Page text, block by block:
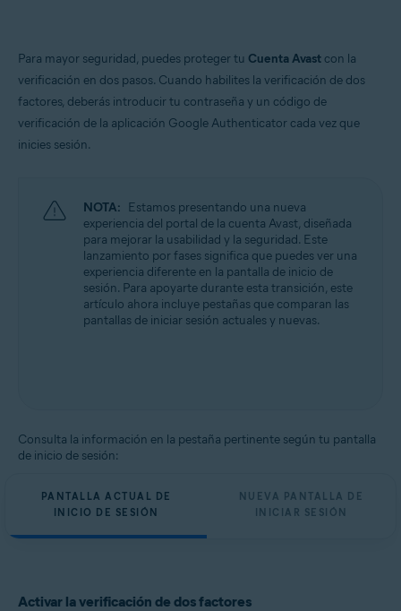
Todos los productos Avast para consumidores
Todos los sistemas operativos compatibles
Para mayor seguridad, puedes proteger tu Cuenta Avast con la
verificación en dos pasos. Cuando habilites la verificación de dos
factores, deberás introducir tu contraseña y un código de
verificación de la aplicación Google Authenticator cada vez que
inicies sesión.
NOTA: Estamos presentando una nueva
experiencia del portal de la cuenta Avast, diseñada
para mejorar la usabilidad y la seguridad. Este
lanzamiento por fases significa que puedes ver una
experiencia diferente en la pantalla de inicio de
sesión. Para apoyarte durante esta transición, este
artículo ahora incluye pestañas que comparan las
pantallas de iniciar sesión actuales y nuevas.
Consulta la información en la pestaña pertinente según tu pantalla
de inicio de sesión:
PANTALLA ACTUAL DE
INICIO DE SESIÓN
NUEVA PANTALLA DE
INICIAR SESIÓN
Activar la verificación de dos factores